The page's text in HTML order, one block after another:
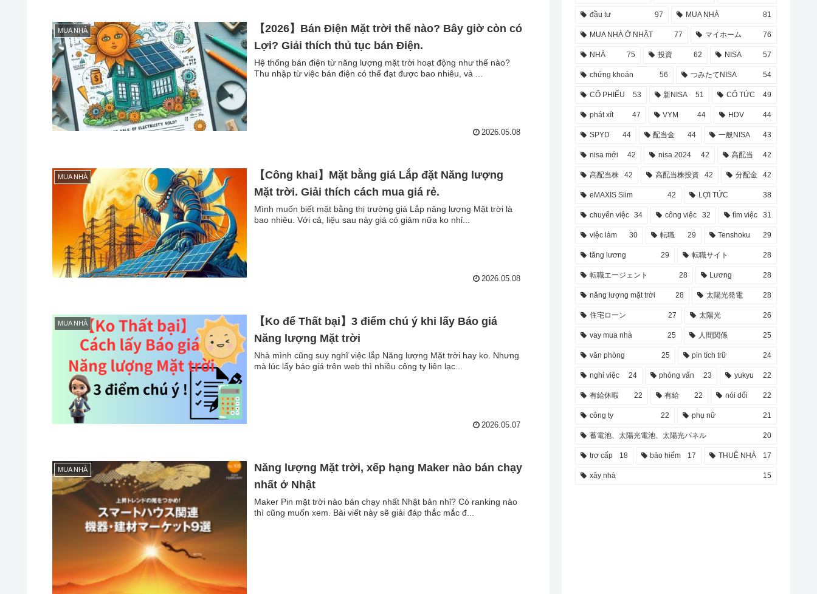
MUA NHÀ
【2026】Bán Điện Mặt trời thế nào? Bây giờ còn có
Lợi? Giải thích thủ tục bán Điện.
Hệ thống bán điện từ năng lượng mặt trời hoạt động như thế nào?
Thu nhập từ việc bán điện có thể đạt được bao nhiêu, và ...
2026.05.08
MUA NHÀ
【Công khai】Mặt bằng giá Lắp đặt Năng lượng
Mặt trời. Giải thích cách mua giá rẻ.
Mình muốn biết mặt bằng thị trường giá Lắp năng lượng Mặt trời là
bao nhiêu. Với cả, liệu sau này giá có giảm nữa ko nhỉ...
2026.05.08
MUA NHÀ
【Ko để Thất bại】3 điểm chú ý khi lấy Báo giá
Năng lượng Mặt trời
Nhà mình cũng suy nghĩ việc lắp Năng lượng Mặt trời hay ko. Nhưng
mà lúc lấy báo giá trên web thì nhiều công ty liên lạc...
2026.05.07
MUA NHÀ
Năng lượng Mặt trời, xếp hạng Maker nào bán chạy
nhất ở Nhật
Maker Pin mặt trời nào bán chạy nhất Nhật bản nhỉ? Có ranking nào
thì cũng muốn xem. Bài viết này sẽ giải đáp thắc mắc đ...
đầu tư 97 MUA NHÀ 81
MUA NHÀ Ở NHẬT 77 マイホーム 76
NHÀ 75 投資 62 NISA 57
chứng khoán 56 つみたてNISA 54
CỔ PHIẾU 53 新NISA 51 CỔ TỨC 49
phát xít 47 VYM 44 HDV 44
SPYD 44 配当金 44 一般NISA 43
nisa mới 42 nisa 2024 42 高配当 42
高配当株 42 高配当株投資 42 分配金 42
eMAXIS Slim 42 LỢI TỨC 38
chuyển việc 34 công việc 32 tìm việc 31
việc làm 30 転職 29 Tenshoku 29
tăng lương 29 転職サイト 28
転職エージェント 28 Lương 28
năng lượng mặt trời 28 太陽光発電 28
住宅ローン 27 太陽光 26
vay mua nhà 25 人間関係 25
văn phòng 25 pin tích trữ 24
nghỉ việc 24 phỏng vấn 23 yukyu 22
有給休暇 22 有給 22 nói dối 22
công ty 22 phụ nữ 21
蓄電池、太陽光電池、太陽光パネル 20
trợ cấp 18 bảo hiểm 17 THUÊ NHÀ 17
xây nhà 15